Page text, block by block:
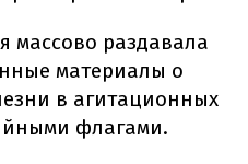
массово раздавала
материалы о
в агитационных
флагами.